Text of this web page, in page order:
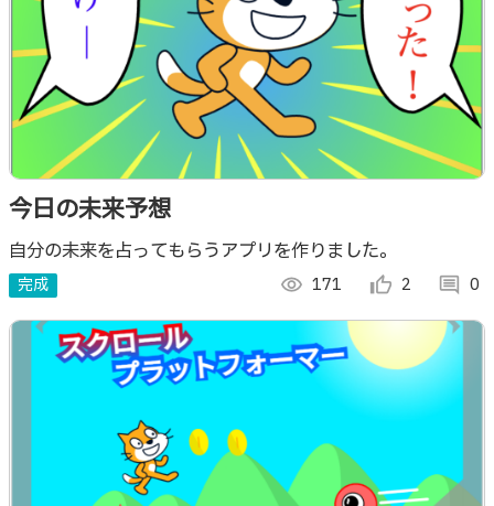
今日の未来予想
自分の未来を占ってもらうアプリを作りました。
完成 visibility 171 thumb_up_alt 2 comment 0